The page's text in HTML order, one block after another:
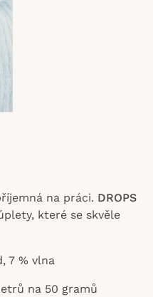
na práci. DROPS
které se skvěle
7 % vlna
na 50 gramů